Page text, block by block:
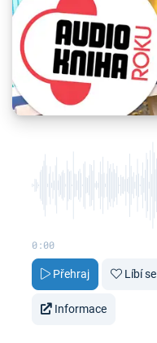
0:00
Přehraj Líbí se
Informace